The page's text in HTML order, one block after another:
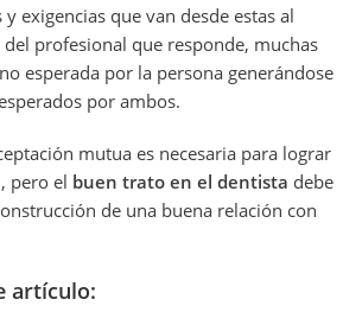
exigencias que van desde estas al
profesional que responde, muchas
esperada por la persona generándose
por ambos.
mutua es necesaria para lograr
pero el buen trato en el dentista debe
de una buena relación con
artículo: